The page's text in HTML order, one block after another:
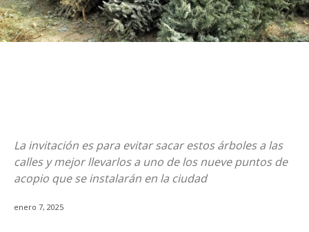
La invitación es para evitar sacar estos árboles a las
calles y mejor llevarlos a uno de los nueve puntos de
acopio que se instalarán en la ciudad
enero 7, 2025